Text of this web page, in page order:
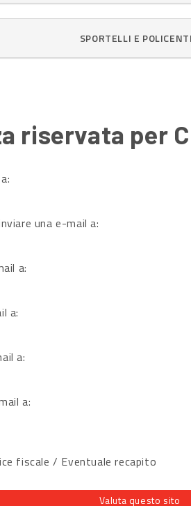
SPORTELLI E
riservata per
una e-mail a:
a:
a:
a:
a:
fiscale / Eventuale recapito
Valuta questo sito